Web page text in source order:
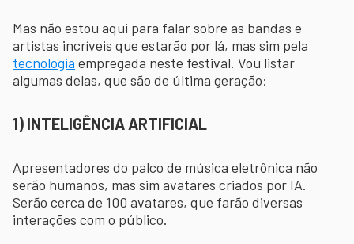
Mas não estou aqui para falar sobre as bandas e
artistas incríveis que estarão por lá, mas sim pela
tecnologia empregada neste festival. Vou listar
algumas delas, que são de última geração:
1) INTELIGÊNCIA ARTIFICIAL
Apresentadores do palco de música eletrônica não
serão humanos, mas sim avatares criados por IA.
Serão cerca de 100 avatares, que farão diversas
interações com o público.